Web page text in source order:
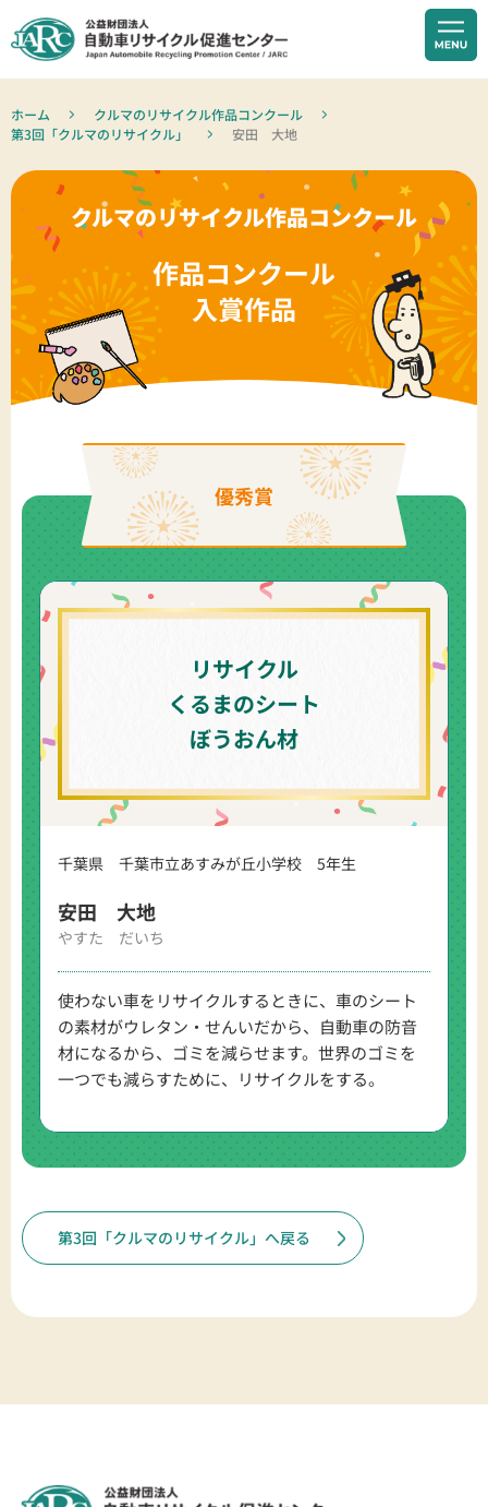
ホーム
クルマのリサイクル作品コンクール
第3回「クルマのリサイクル」
安田 大地
クルマのリサイクル作品コンクール
作品コンクール
入賞作品
優秀賞
リサイクル
くるまのシート
ぼうおん材
千葉県 千葉市立あすみが丘小学校 5年生
安田 大地
やすた だいち
使わない車をリサイクルするときに、車のシート
の素材がウレタン・せんいだから、自動車の防音
材になるから、ゴミを減らせます。世界のゴミを
一つでも減らすために、リサイクルをする。
第3回「クルマのリサイクル」へ戻る